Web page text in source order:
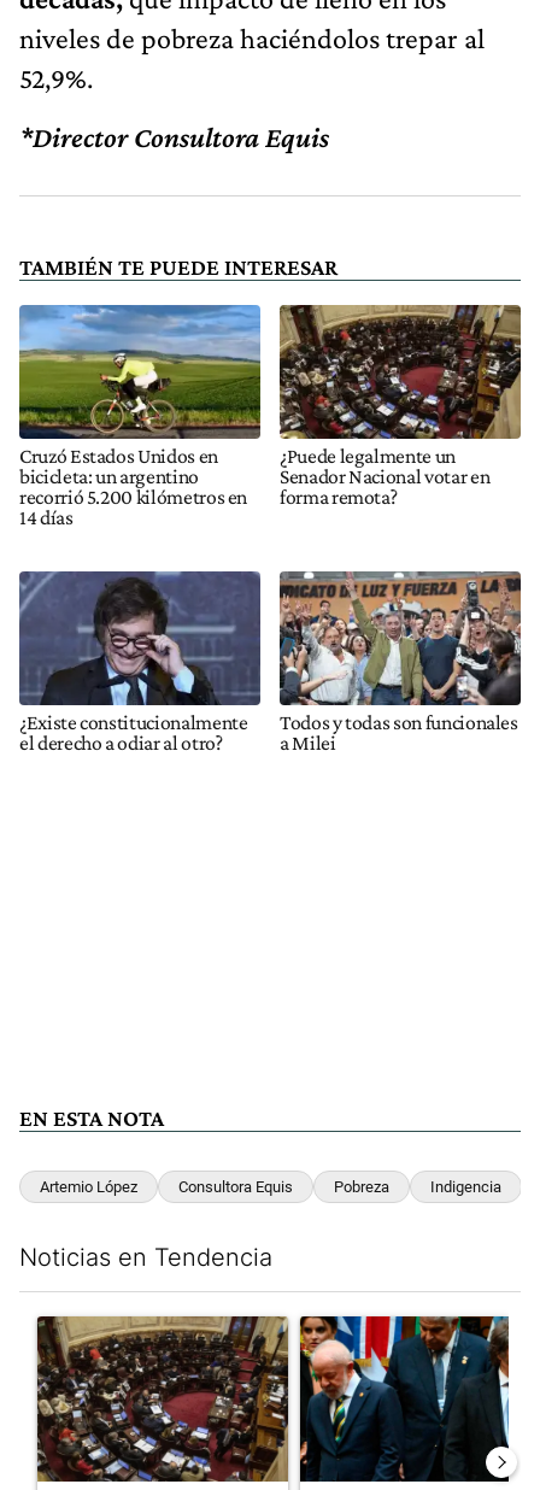
niveles de pobreza haciéndolos trepar al
52,9%.
*Director Consultora Equis
TAMBIÉN TE PUEDE INTERESAR
Cruzó Estados Unidos en
bicicleta: un argentino
recorrió 5.200 kilómetros en
14 días
¿Puede legalmente un
Senador Nacional votar en
forma remota?
¿Existe constitucionalmente
el derecho a odiar al otro?
Todos y todas son funcionales
a Milei
EN ESTA NOTA
Artemio López Consultora Equis Pobreza Indigencia
Noticias en Tendencia
Un artículo de tendencia con el título "El Senado dio media
Un artículo de tendencia con